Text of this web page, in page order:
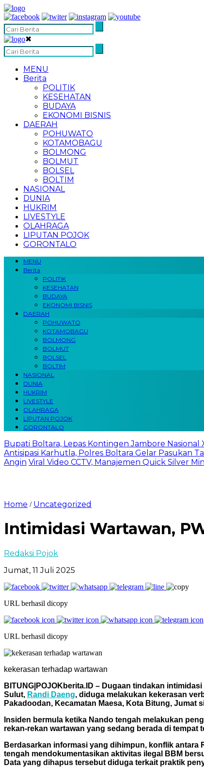
✖
MENU
Berita
POLITIK
KESEHATAN
BUDAYA
EKONOMI BISNIS
DAERAH
POHUWATO
KOTAMOBAGU
BOLMONG
BOLMUT
BOLSEL
BOLTIM
NASIONAL
DUNIA
HUKRIM
LIVESTYLE
OLAHRAGA
LIPUTAN POJOK
GORONTALO
MENU
Berita
POLITIK
KESEHATAN
BUDAYA
EKONOMI BISNIS
DAERAH
POHUWATO
KOTAMOBAGU
BOLMONG
BOLMUT
BOLSEL
BOLTIM
NASIONAL
DUNIA
HUKRIM
LIVESTYLE
OLAHRAGA
LIPUTAN POJOK
GORONTALO
Bupati Boltara, Lepas Kontingen Jambore
Antisipasi Karhutla, Polres Boltara Gelar Pasukan
Angin Viral Video CCTV, Manajemen Quick Silver
Home / Uncategorized
Intimidasi Wartawan,
Redaksi Pojok
Jumat, 11 Juli 2025
URL berhasil dicopy
URL berhasil dicopy
kekerasan terhadap wartawan
BITUNG|POJOKberita.ID – Dugaan tindakan
Sulut, Randi Daeng, diduga melakukan kekerasan
Pakadoodan, Kecamatan Maesa, Kota Bitung, Jumat
Insiden bermula ketika Nando tengah melakukan
rekan-rekan wartawan yang sedang berada di
Berdasarkan informasi yang dihimpun, konflik antara
tengah mendokumentasikan aktivitas ilegal BBM
Data yang dihapus tersebut diduga terkait praktik